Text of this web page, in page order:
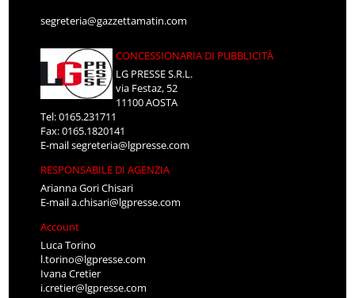
segreteria@gazzettamatin.com
CONCESSIONARIA DI PUBBLICITÀ
LG PRESSE S.R.L.
via Festaz, 52
11100 AOSTA
Tel: 0165.231711
Fax: 0165.1820141
E-mailsegreteria@lgpresse.com
RESPONSABILE DI AGENZIA
Arianna Gori Chisari
E-maila.chisari@lgpresse.com
Account
Luca Torino
l.torino@lgpresse.com
Ivana Cretier
i.cretier@lgpresse.com